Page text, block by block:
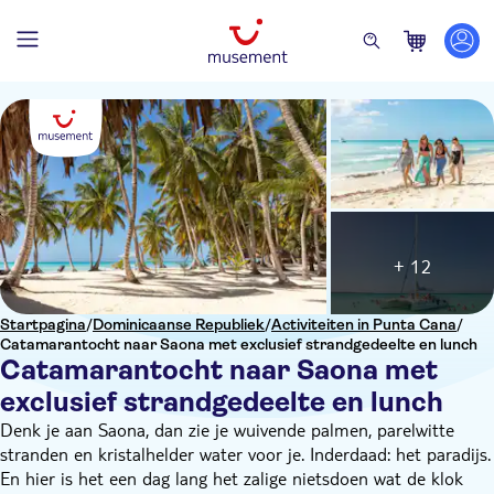
Startpagina/Dominicaanse Republiek/Activiteiten in Punta Cana/
Catamarantocht naar Saona met exclusief strandgedeelte en lunch
Catamarantocht naar Saona met
exclusief strandgedeelte en lunch
+ 12
Denk je aan Saona, dan zie je wuivende palmen, parelwitte
stranden en kristalhelder water voor je. Inderdaad: het paradijs.
En hier is het een dag lang het zalige nietsdoen wat de klok